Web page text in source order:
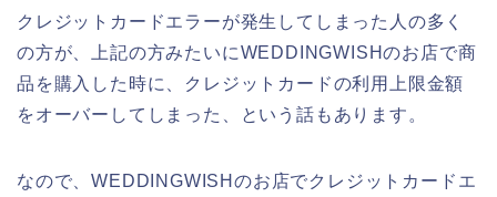
クレジットカードエラーが発生してしまった人の多く
の方が、上記の方みたいにWEDDINGWISHのお店で商
品を購入した時に、クレジットカードの利用上限金額
をオーバーしてしまった、という話もあります。
なので、WEDDINGWISHのお店でクレジットカードエ